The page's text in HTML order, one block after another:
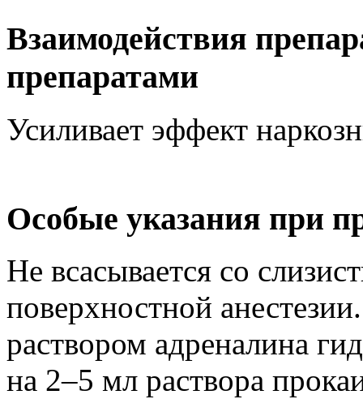
Взаимодействия
препаратами
Усиливает эффект
Особые указания при
Не всасывается со
поверхностной
раствором адреналина
на 2–5 мл раствора